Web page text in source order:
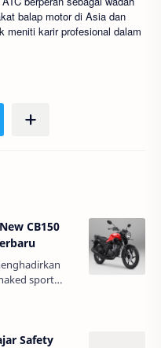
balap motor di Asia dan
meniti karir profesional dalam
CB150
sport
pilihan warna
knalpot
Safety